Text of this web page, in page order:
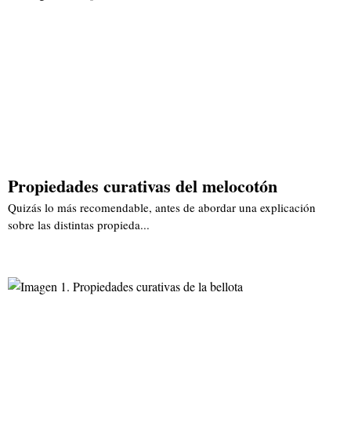
Propiedades curativas del melocotón
Quizás lo más recomendable, antes de abordar una explicación
sobre las distintas propieda...